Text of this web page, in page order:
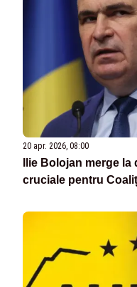
20 apr. 2026, 08:00
Ilie Bolojan merge
cruciale pentru